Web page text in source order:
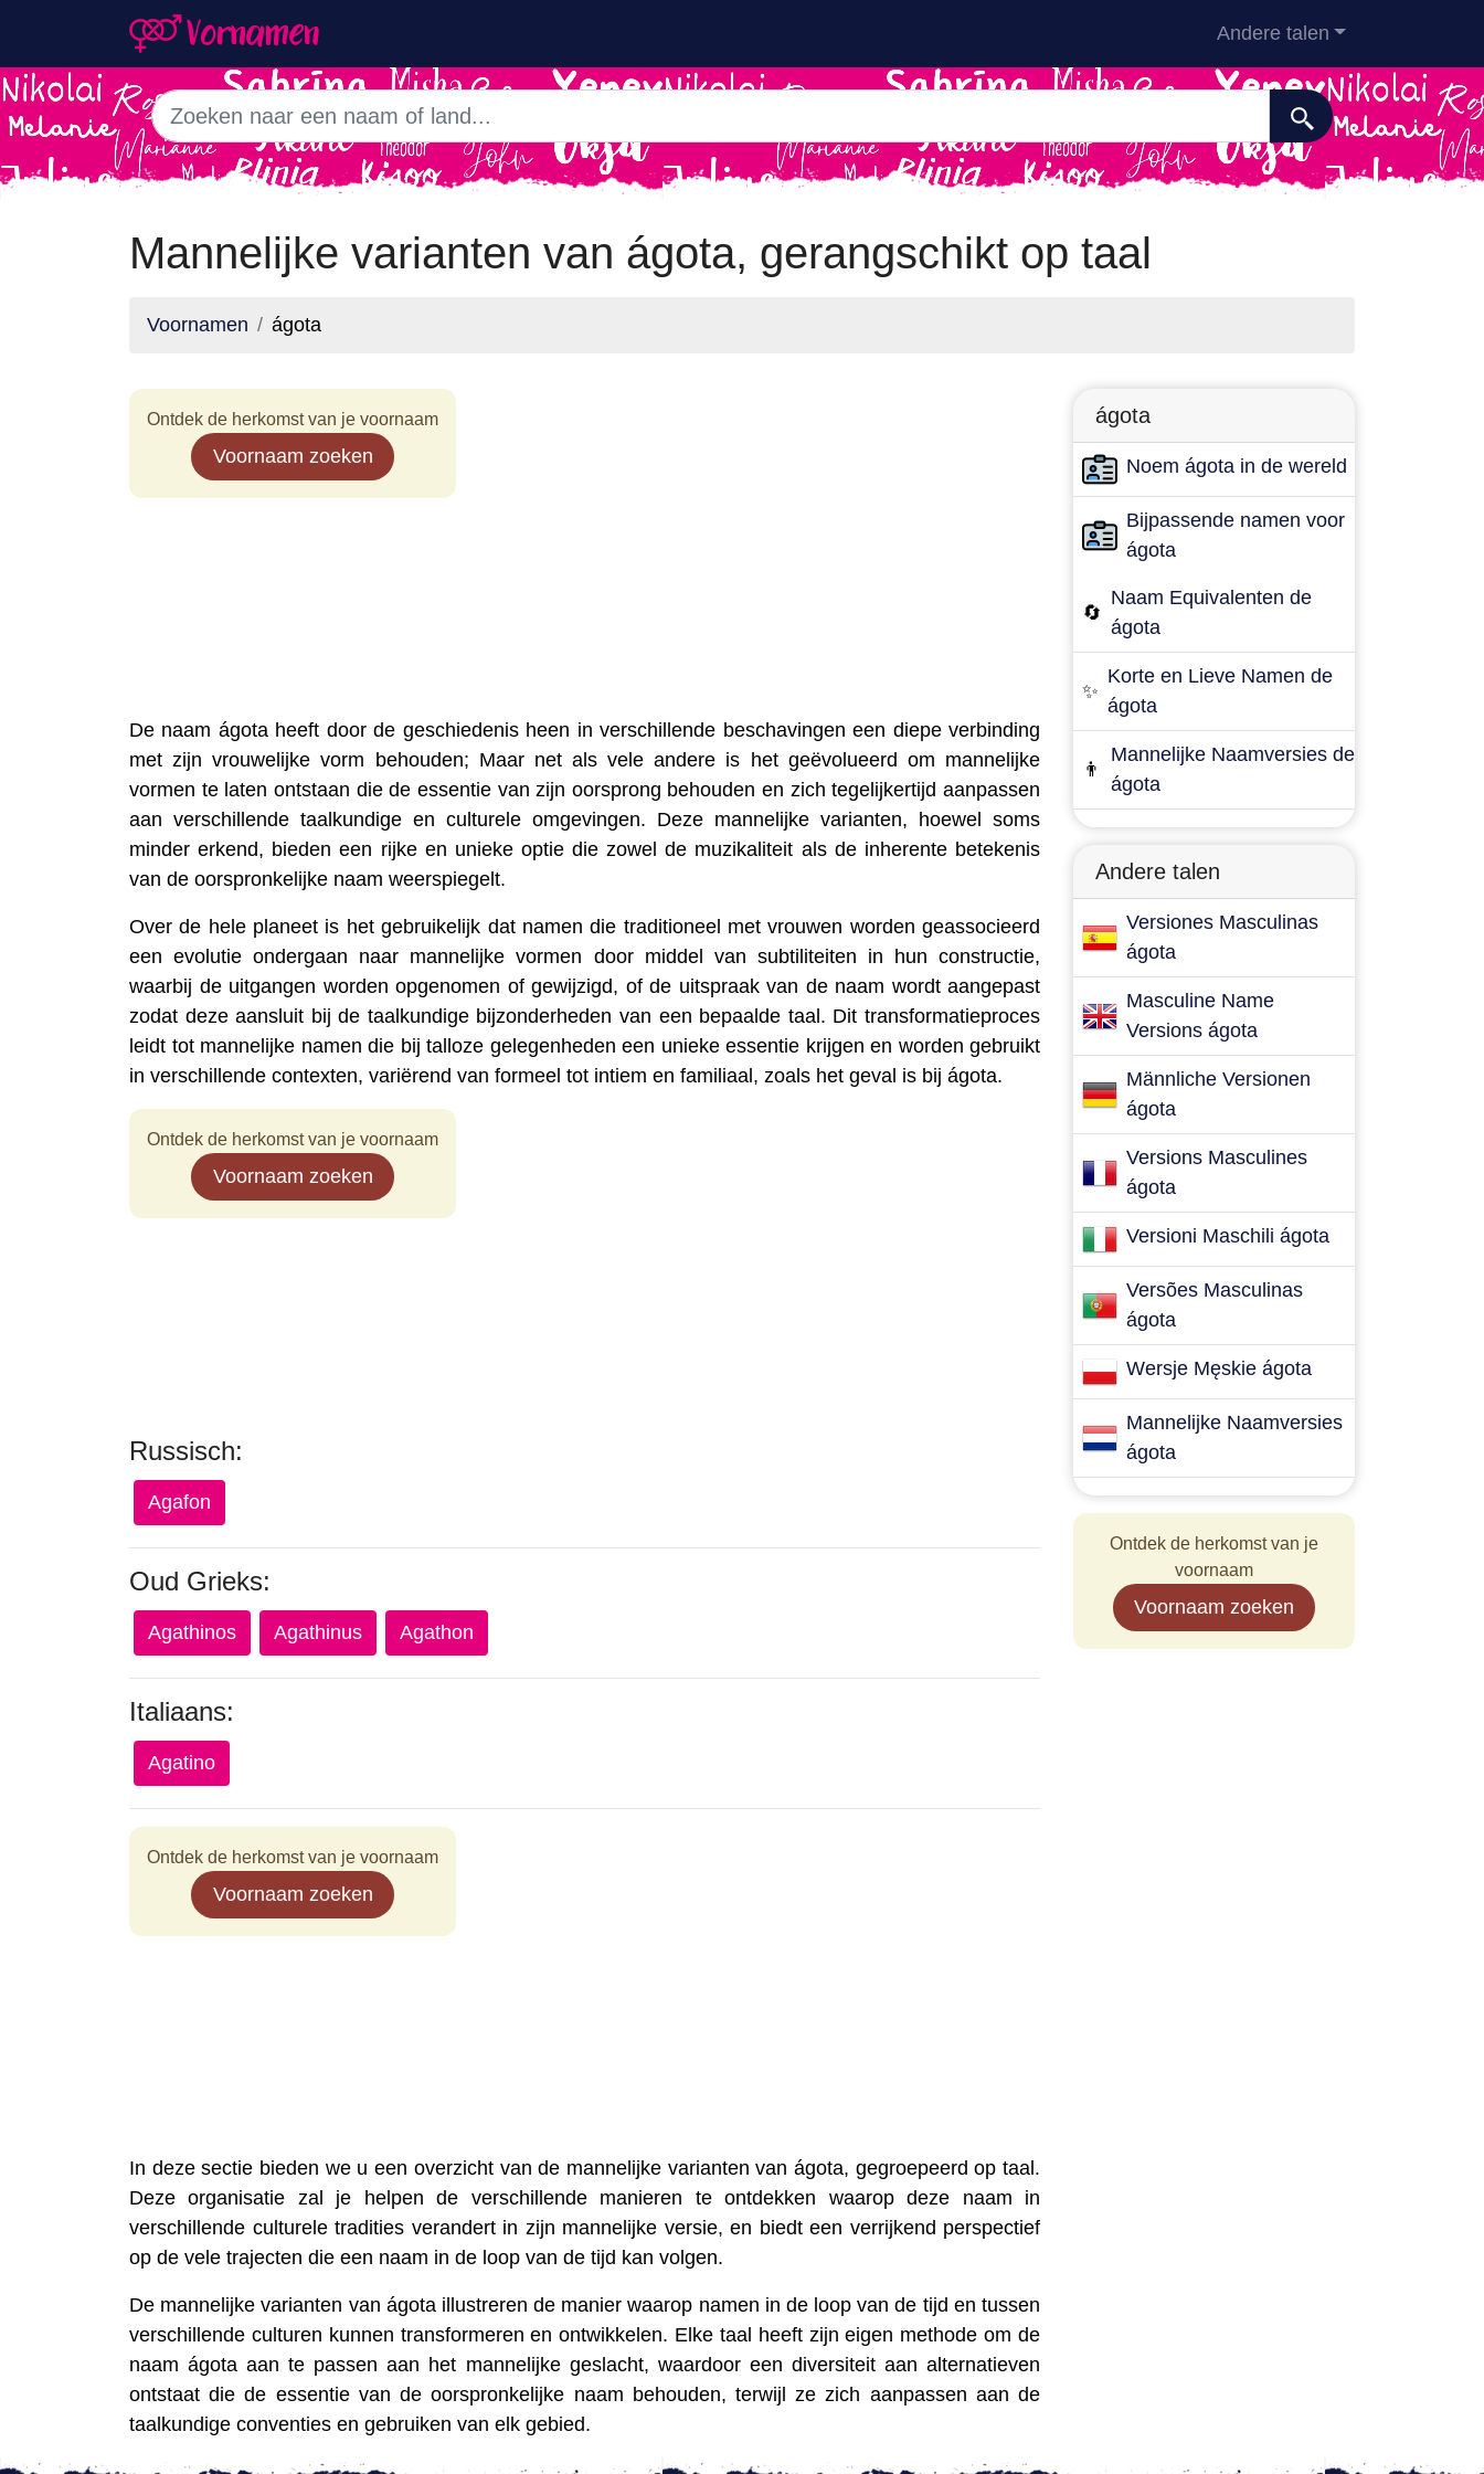
Andere talen
Mannelijke varianten van ágota, gerangschikt op taal
Voornamen ágota
Ontdek de herkomst van je voornaam
Voornaam zoeken
De naam ágota heeft door de geschiedenis heen in verschillende beschavingen een diepe verbinding
met zijn vrouwelijke vorm behouden; Maar net als vele andere is het geëvolueerd om mannelijke
vormen te laten ontstaan ​​die de essentie van zijn oorsprong behouden en zich tegelijkertijd aanpassen
aan verschillende taalkundige en culturele omgevingen. Deze mannelijke varianten, hoewel soms
minder erkend, bieden een rijke en unieke optie die zowel de muzikaliteit als de inherente betekenis
van de oorspronkelijke naam weerspiegelt.
Over de hele planeet is het gebruikelijk dat namen die traditioneel met vrouwen worden geassocieerd
een evolutie ondergaan naar mannelijke vormen door middel van subtiliteiten in hun constructie,
waarbij de uitgangen worden opgenomen of gewijzigd, of de uitspraak van de naam wordt aangepast
zodat deze aansluit bij de taalkundige bijzonderheden van een bepaalde taal. Dit transformatieproces
leidt tot mannelijke namen die bij talloze gelegenheden een unieke essentie krijgen en worden gebruikt
in verschillende contexten, variërend van formeel tot intiem en familiaal, zoals het geval is bij ágota.
Ontdek de herkomst van je voornaam
Voornaam zoeken
Russisch:
Agafon
Oud Grieks:
Agathinos Agathinus Agathon
Italiaans:
Agatino
Ontdek de herkomst van je voornaam
Voornaam zoeken
In deze sectie bieden we u een overzicht van de mannelijke varianten van ágota, gegroepeerd op taal.
Deze organisatie zal je helpen de verschillende manieren te ontdekken waarop deze naam in
verschillende culturele tradities verandert in zijn mannelijke versie, en biedt een verrijkend perspectief
op de vele trajecten die een naam in de loop van de tijd kan volgen.
De mannelijke varianten van ágota illustreren de manier waarop namen in de loop van de tijd en tussen
verschillende culturen kunnen transformeren en ontwikkelen. Elke taal heeft zijn eigen methode om de
naam ágota aan te passen aan het mannelijke geslacht, waardoor een diversiteit aan alternatieven
ontstaat die de essentie van de oorspronkelijke naam behouden, terwijl ze zich aanpassen aan de
taalkundige conventies en gebruiken van elk gebied.
ágota
Noem ágota in de wereld
Bijpassende namen voor
ágota
🔄
Naam Equivalenten de
ágota
✨
Korte en Lieve Namen de
ágota
👨
Mannelijke Naamversies de
ágota
Andere talen
Versiones Masculinas
ágota
Masculine Name
Versions ágota
Männliche Versionen
ágota
Versions Masculines
ágota
Versioni Maschili ágota
Versões Masculinas
ágota
Wersje Męskie ágota
Mannelijke Naamversies
ágota
Ontdek de herkomst van je
voornaam
Voornaam zoeken